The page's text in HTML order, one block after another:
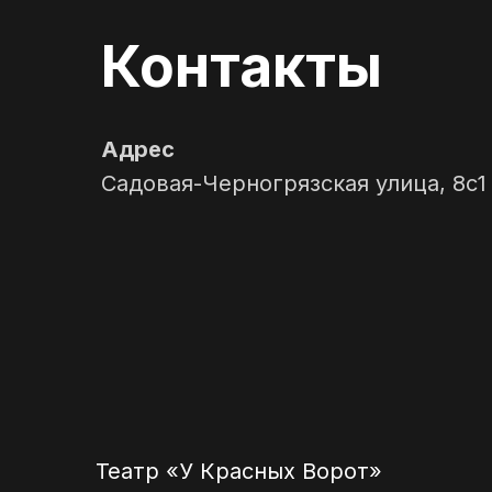
Контакты
Адрес
Садовая-Черногрязская улица, 8с1
Театр «У Красных Ворот»